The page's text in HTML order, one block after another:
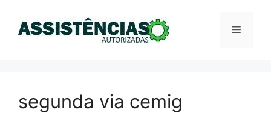
Menu
segunda via cemig